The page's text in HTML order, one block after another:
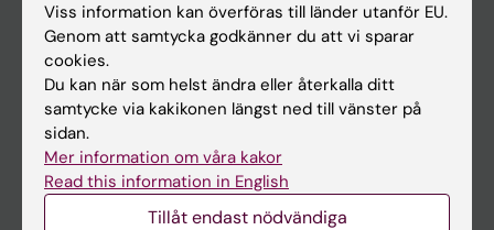
Forskning
Om KI
På gång
Nyheter
Kalender
Viss information kan överföras till länder utanför EU.
Genom att samtycka godkänner du att vi sparar
cookies.
Du kan när som helst ändra eller återkalla ditt
samtycke via kakikonen längst ned till vänster på
sidan.
Mer information om våra kakor
Read this information in English
Tillåt endast nödvändiga